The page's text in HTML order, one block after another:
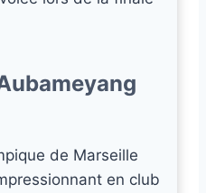
de Marseille
en club